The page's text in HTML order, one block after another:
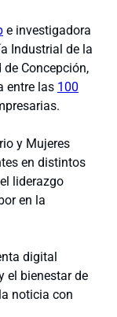
e investigadora
Industrial de la
Concepción,
entre las 100
y Mujeres
en distintos
liderazgo
en la
digital
el bienestar de
noticia con